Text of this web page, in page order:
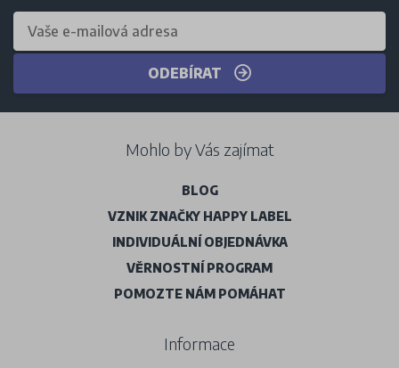
ODEBÍRAT
Mohlo by Vás zajímat
BLOG
VZNIK ZNAČKY HAPPY LABEL
INDIVIDUÁLNÍ OBJEDNÁVKA
VĚRNOSTNÍ PROGRAM
POMOZTE NÁM POMÁHAT
Informace